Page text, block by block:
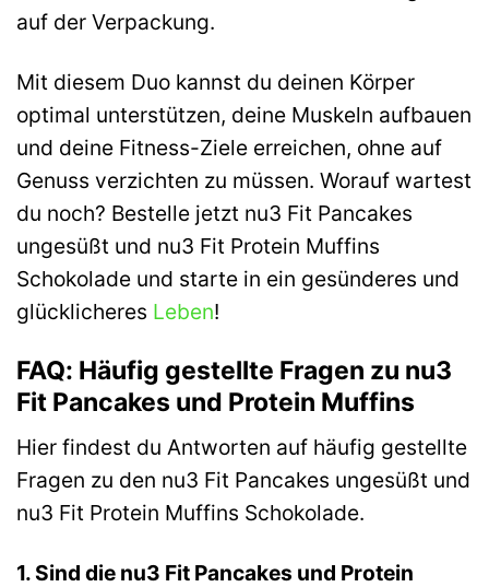
auf der Verpackung.
Mit diesem Duo kannst du deinen Körper
optimal unterstützen, deine Muskeln aufbauen
und deine Fitness-Ziele erreichen, ohne auf
Genuss verzichten zu müssen. Worauf wartest
du noch? Bestelle jetzt nu3 Fit Pancakes
ungesüßt und nu3 Fit Protein Muffins
Schokolade und starte in ein gesünderes und
glücklicheres Leben!
FAQ: Häufig gestellte Fragen zu nu3
Fit Pancakes und Protein Muffins
Hier findest du Antworten auf häufig gestellte
Fragen zu den nu3 Fit Pancakes ungesüßt und
nu3 Fit Protein Muffins Schokolade.
1. Sind die nu3 Fit Pancakes und Protein